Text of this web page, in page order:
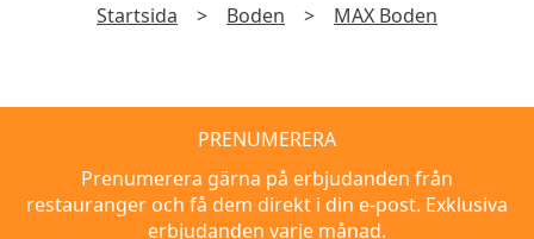
Startsida > Boden > MAX Boden
PRENUMERERA
Prenumerera gärna på erbjudanden från
restauranger och få dem direkt i din e-post. Exklusiva
erbjudanden varje månad.